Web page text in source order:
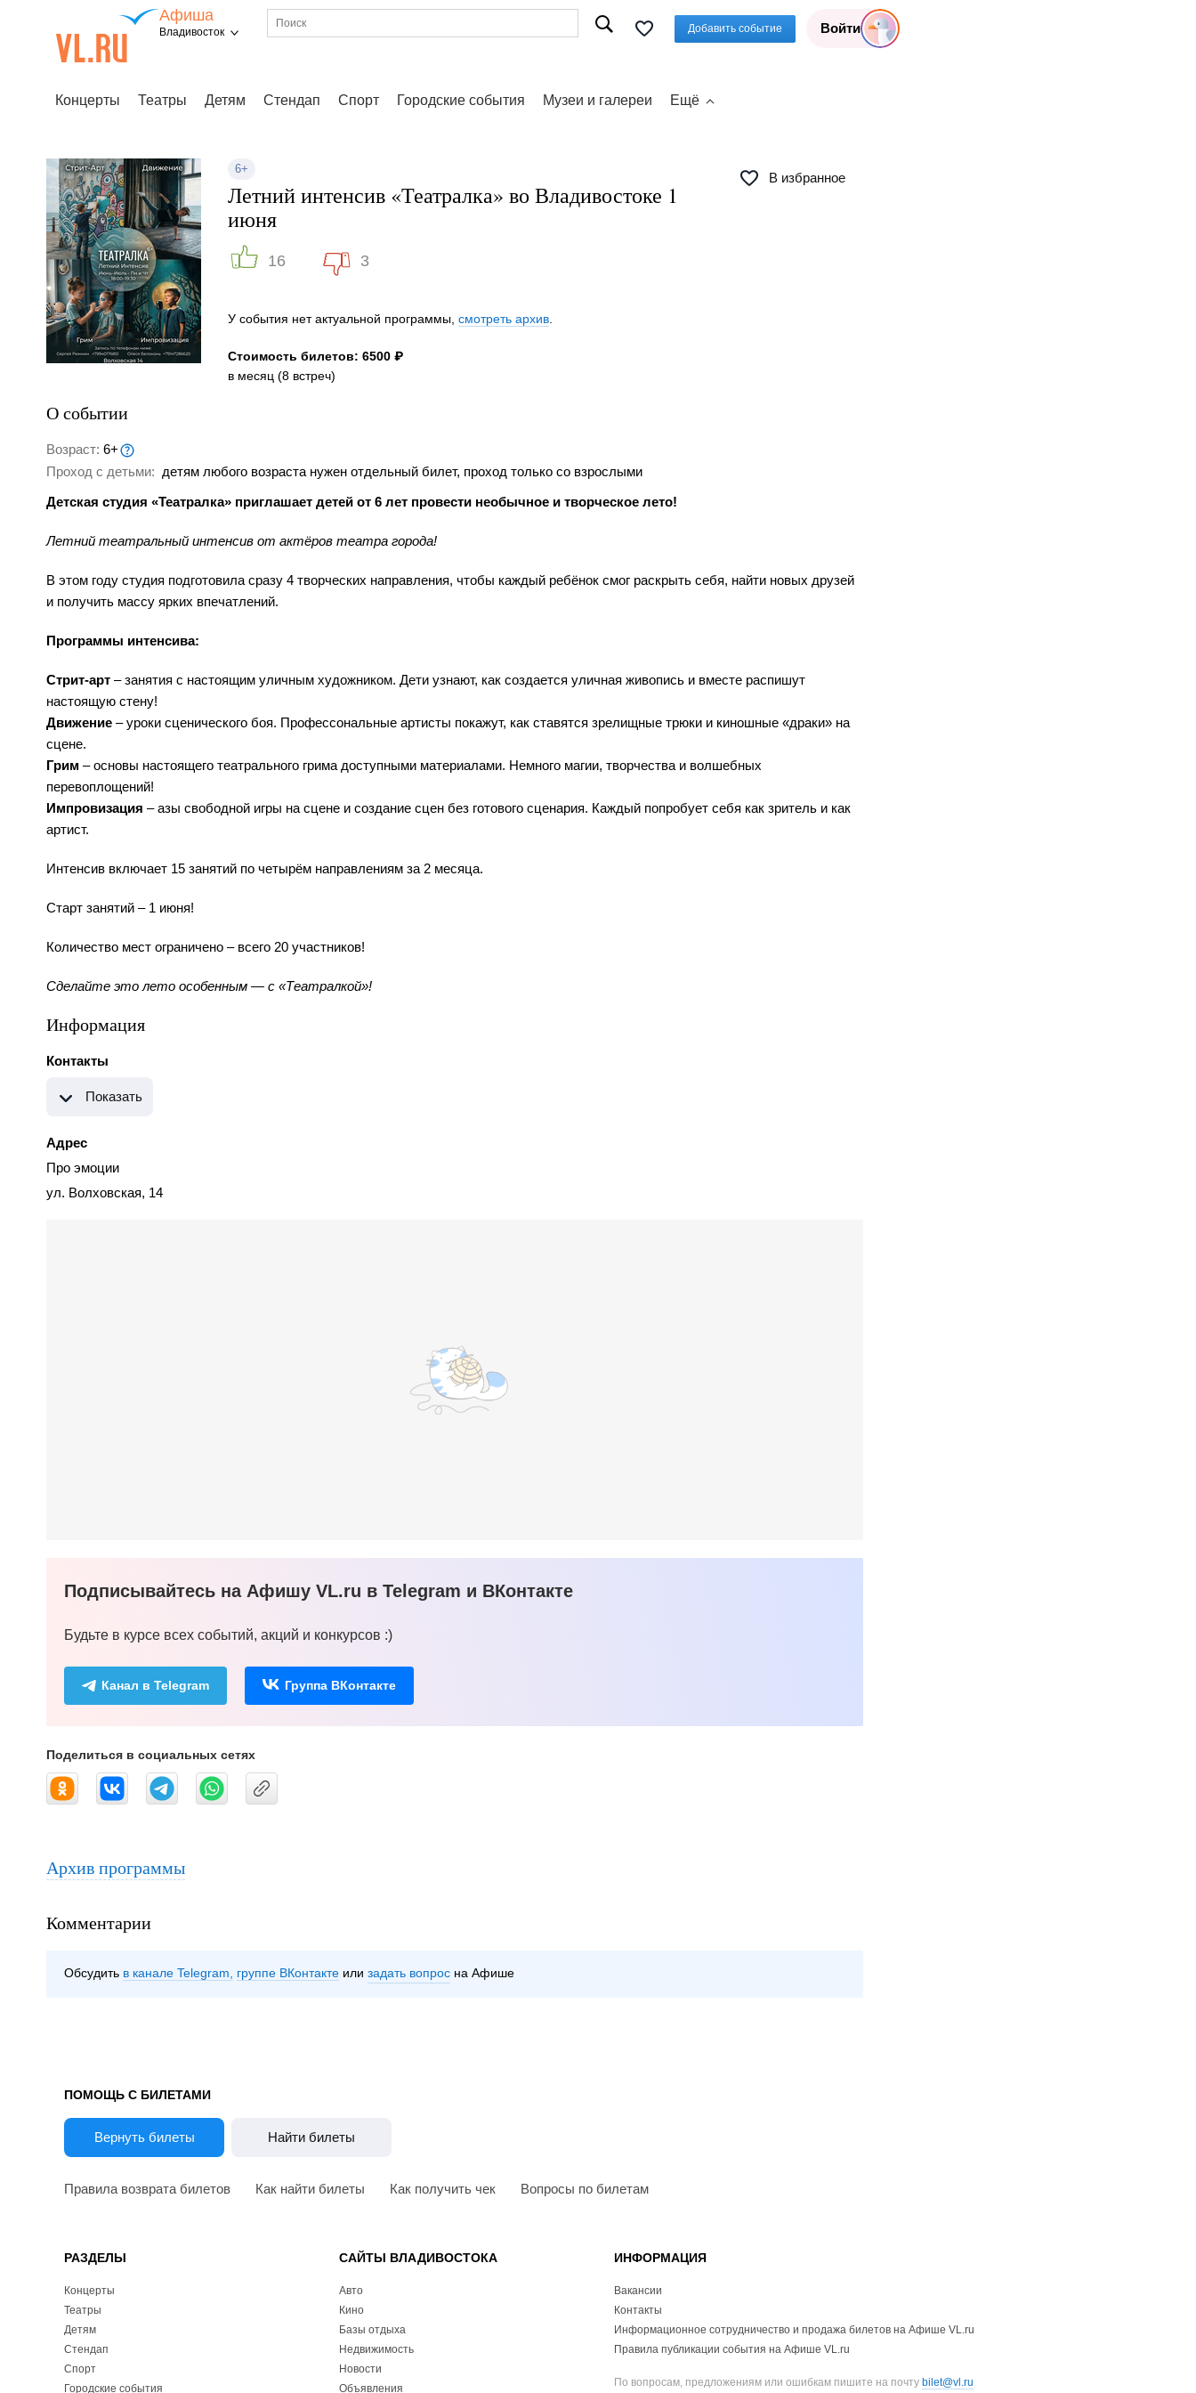
Афиша
Владивосток Добавить событие Войти
Концерты Театры Детям Стендап Спорт Городские события Музеи и галереи Ещё
6+
В избранное
Летний интенсив «Театралка» во Владивостоке 1
июня
16 3
У события нет актуальной программы, смотреть архив
Стоимость билетов: 6500 ₽
в месяц (8 встреч)
О событии
Возраст: 6+
Проход с детьми: детям любого возраста нужен отдельный билет, проход только со взрослыми
Детская студия «Театралка» приглашает детей от 6 лет провести необычное и творческое лето!
Летний театральный интенсив от актёров театра города!
В этом году студия подготовила сразу 4 творческих направления, чтобы каждый ребёнок смог раскрыть себя, найти новых друзей
и получить массу ярких впечатлений.
Программы интенсивa:
Стрит-арт – занятия с настоящим уличным художником. Дети узнают, как создается уличная живопись и вместе распишут
настоящую стену!
Движение – уроки сценического боя. Профессональные артисты покажут, как ставятся зрелищные трюки и киношные «драки» на
сцене.
Грим – основы настоящего театрального грима доступными материалами. Немного магии, творчества и волшебных
перевоплощений!
Импровизация – азы свободной игры на сцене и создание сцен без готового сценария. Каждый попробует себя как зритель и как
артист.
Интенсив включает 15 занятий по четырём направлениям за 2 месяца.
Старт занятий – 1 июня!
Количество мест ограничено – всего 20 участников!
Сделайте это лето особенным — с «Театралкой»!
Информация
Контакты
Показать
Адрес
Про эмоции
ул. Волховская, 14
Подписывайтесь на Афишу VL.ru в Telegram и ВКонтакте
Будьте в курсе всех событий, акций и конкурсов :)
Канал в Telegram Группа ВКонтакте
Поделиться в социальных сетях
Архив программы
Комментарии
Обсудить в канале Telegram группе ВКонтакте задать вопрос на Афише
ПОМОЩЬ С БИЛЕТАМИ
Вернуть билеты Найти билеты
Правила возврата билетов Как найти билеты Как получить чек Вопросы по билетам
РАЗДЕЛЫ
Концерты
Театры
Детям
Стендап
Спорт
Городские события
САЙТЫ ВЛАДИВОСТОКА
Авто
Кино
Базы отдыха
Недвижимость
Новости
Объявления
ИНФОРМАЦИЯ
Вакансии
Контакты
Информационное сотрудничество и продажа билетов на Афише VL.ru
Правила публикации события на Афише VL.ru
По вопросам, предложениям или ошибкам пишите на почту bilet@vl.ru